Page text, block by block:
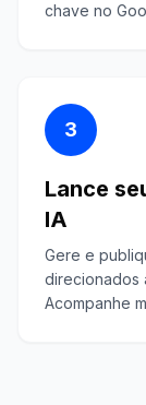
chave no
3
Lance
IA
Gere e
direcionados
Acompanhe